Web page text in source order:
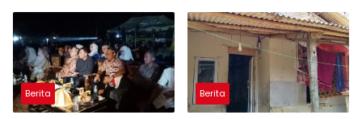
Berita Berita